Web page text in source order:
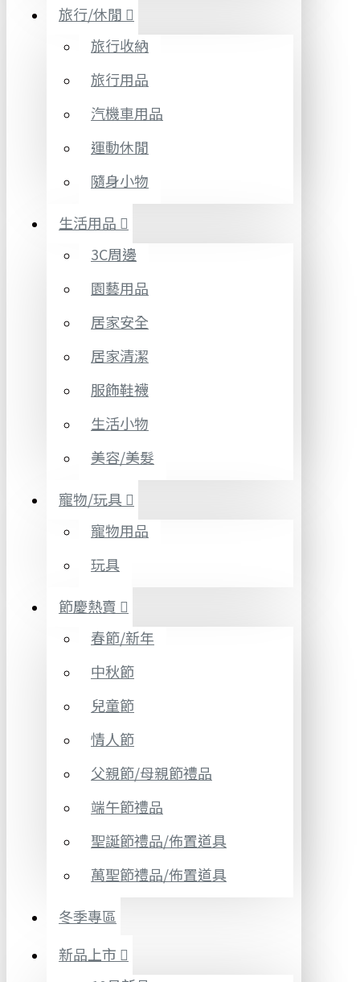
旅行/休閒
旅行收納
旅行用品
汽機車用品
運動休閒
隨身小物
生活用品
3C周邊
園藝用品
居家安全
居家清潔
服飾鞋襪
生活小物
美容/美髮
寵物/玩具
寵物用品
玩具
節慶熱賣
春節/新年
中秋節
兒童節
情人節
父親節/母親節禮品
端午節禮品
聖誕節禮品/佈置道具
萬聖節禮品/佈置道具
冬季專區
新品上市